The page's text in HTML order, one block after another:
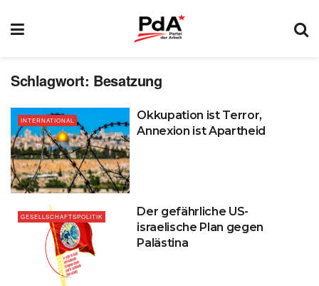
Schlagwort: Besatzung
INTERNATIONAL
Okkupation ist Terror,
Annexion ist Apartheid
GESELLSCHAFTSPOLITIK
Der gefährliche US-
israelische Plan gegen
Palästina